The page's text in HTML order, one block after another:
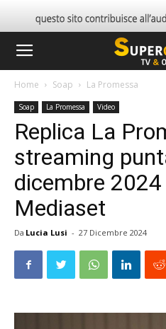
Home Soap La Promessa
Soap La Promessa Video
Replica La
streaming
dicembre
Mediaset
Da Lucia Lusi - 27 Dicembre 2024